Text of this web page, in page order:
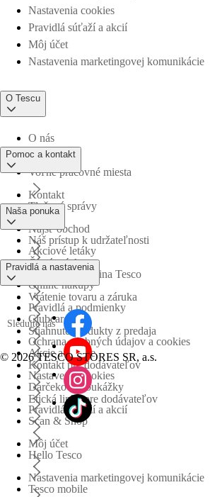
Nastavenia cookies
Pravidlá súťaží a akcií
Môj účet
Nastavenia marketingovej komunikácie
O Tescu
O nás
Voľné pracovné miesta
Tlačové správy
Náš prístup k udržateľnosti
Obchodná skupina Tesco
Pomoc a kontakt
Kontakt
Nájsť obchod
Časté otázky
Vrátenie tovaru a záruka
Stiahnuté produkty z predaja
Kontakt pre dodávateľov
Etická linka pre dodávateľov
Naša ponuka
Akciové letáky
Online nákupy
Clubcard
Akcie a súťaže
Darčekové poukážky
Scan & Shop
Hello Tesco
Tesco mobile
Pravidlá a nastavenia
Pravidlá a podmienky
Ochrana osobných údajov a cookies
Nastavenia cookies
Pravidlá súťaží a akcií
Môj účet
Nastavenia marketingovej komunikácie
Sledujte nás
© 2026 TESCO STORES SR, a.s.